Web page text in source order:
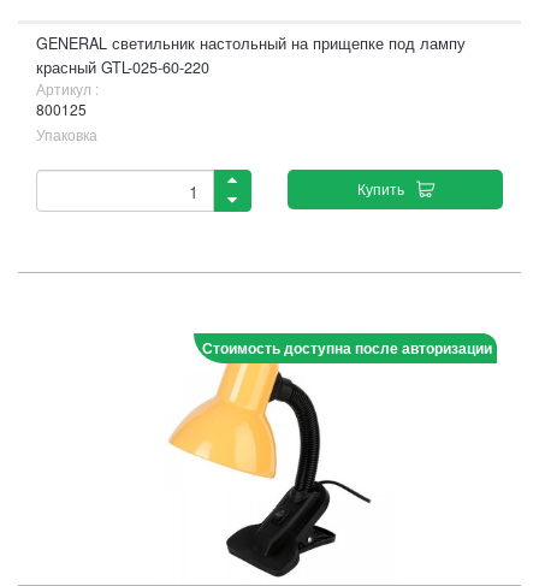
GENERAL светильник настольный на прищепке под лампу
красный GTL-025-60-220
Артикул :
800125
Упаковка
Купить
Стоимость доступна после авторизации